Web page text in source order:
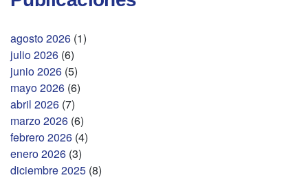
agosto 2026 (1)
julio 2026 (6)
junio 2026 (5)
mayo 2026 (6)
abril 2026 (7)
marzo 2026 (6)
febrero 2026 (4)
enero 2026 (3)
diciembre 2025 (8)